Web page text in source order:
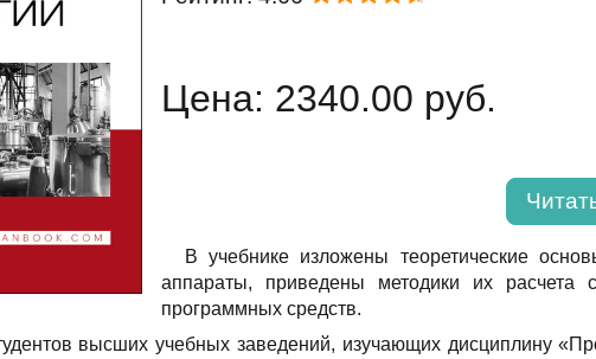
Цена: 2340.00 руб.
В учебнике изложены теоретические
аппараты, приведены методики их
программных средств.
высших учебных заведений, изучающих дисциплину